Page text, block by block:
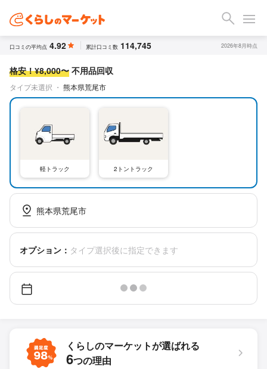
口コミの平均点 4.92 累計口コミ数 114,745 2026年8月時点
格安！¥8,000〜 不用品回収
タイプ未選択 ・ 熊本県荒尾市
軽トラック 2トントラック
熊本県荒尾市
オプション： タイプ選択後に指定できます
くらしのマーケットが選ばれる
6つの理由